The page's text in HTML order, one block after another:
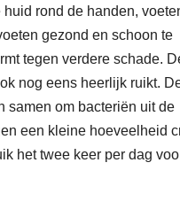
rond de handen,
gezond en schoon te
tegen verdere schade.
nog eens heerlijk ruikt.
samen om bacteriën uit de
een kleine hoeveelheid
het twee keer per dag